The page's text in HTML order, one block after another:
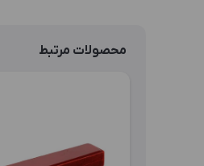
محصولات مرتبط